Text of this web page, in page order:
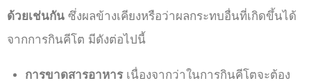
ด้วยเช่นกัน ซึ่งผลข้างเคียงหรือว่าผลกระทบอื่นที่เกิดขึ้นได้
จากการกินคีโต มีดังต่อไปนี้
การขาดสารอาหารเนื่องจากว่าในการกินคีโตจะต้อง